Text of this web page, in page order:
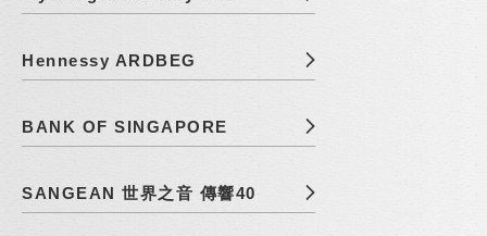
Hennessy ARDBEG
BANK OF SINGAPORE
SANGEAN 世界之音 傳響40